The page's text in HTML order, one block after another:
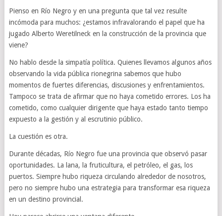
Pienso en Río Negro y en una pregunta que tal vez resulte
incómoda para muchos: ¿estamos infravalorando el papel que ha
jugado Alberto Weretilneck en la construcción de la provincia que
viene?
No hablo desde la simpatía política. Quienes llevamos algunos años
observando la vida pública rionegrina sabemos que hubo
momentos de fuertes diferencias, discusiones y enfrentamientos.
Tampoco se trata de afirmar que no haya cometido errores. Los ha
cometido, como cualquier dirigente que haya estado tanto tiempo
expuesto a la gestión y al escrutinio público.
La cuestión es otra.
Durante décadas, Río Negro fue una provincia que observó pasar
oportunidades. La lana, la fruticultura, el petróleo, el gas, los
puertos. Siempre hubo riqueza circulando alrededor de nosotros,
pero no siempre hubo una estrategia para transformar esa riqueza
en un destino provincial.